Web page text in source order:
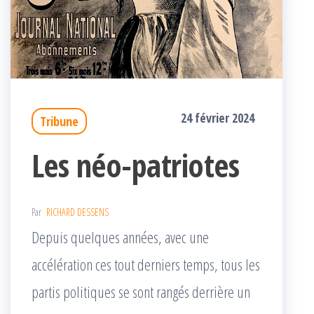
Tribune 24 février 2024
Les néo-patriotes
Par RICHARD DESSENS
Depuis quelques années, avec une
accélération ces tout derniers temps, tous les
partis politiques se sont rangés derrière un